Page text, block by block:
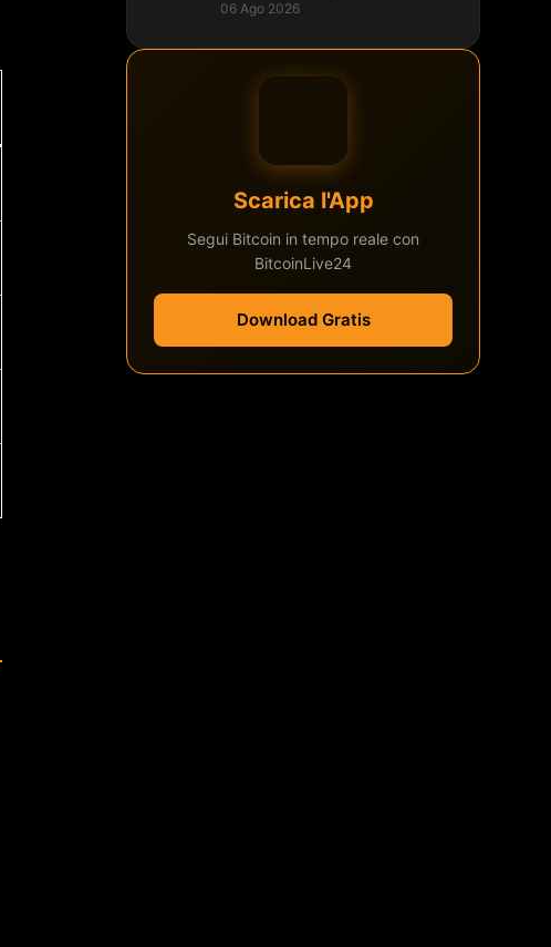
Segue
06 Ago 2026
Scarica l'App
Segui Bitcoin in tempo reale con
BitcoinLive24
Download Gratis